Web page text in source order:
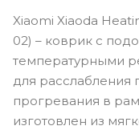
Xiaomi Xiaoda
02) – коврик с
температурными
для расслабления
прогревания в
изготовлен из